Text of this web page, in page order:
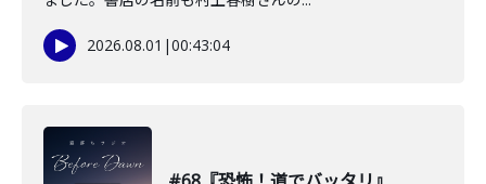
2026.08.01 |00:43:04